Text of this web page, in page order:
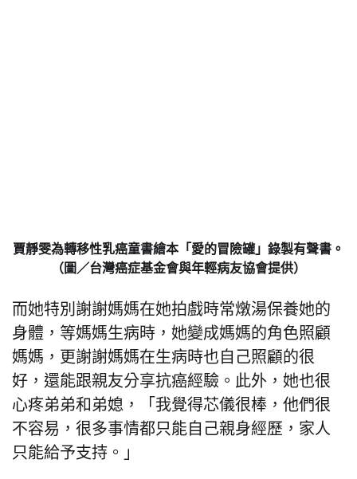
賈靜雯為轉移性乳癌童書繪本「愛的冒險罐」錄製有聲書。
（圖／台灣癌症基金會與年輕病友協會提供）
而她特別謝謝媽媽在她拍戲時常燉湯保養她的
身體，等媽媽生病時，她變成媽媽的角色照顧
媽媽，更謝謝媽媽在生病時也自己照顧的很
好，還能跟親友分享抗癌經驗。此外，她也很
心疼弟弟和弟媳，「我覺得芯儀很棒，他們很
不容易，很多事情都只能自己親身經歷，家人
只能給予支持。」